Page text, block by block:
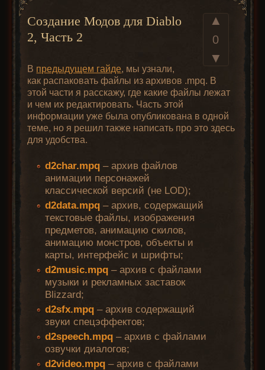
▲
0
▼
Создание Модов для Diablo
2, Часть 2
В предыдущем гайде, мы узнали,
как распаковать файлы из архивов .mpq. В
этой части я расскажу, где какие файлы лежат
и чем их редактировать. Часть этой
информации уже была опубликована в одной
теме, но я решил также написать про это здесь
для удобства.
d2char.mpq – архив файлов
анимации персонажей
классической версий (не LOD);
d2data.mpq – архив, содержащий
текстовые файлы, изображения
предметов, анимацию скилов,
анимацию монстров, объекты и
карты, интерфейс и шрифты;
d2music.mpq – архив с файлами
музыки и рекламных заставок
Blizzard;
d2sfx.mpq – архив содержащий
звуки спецэффектов;
d2speech.mpq – архив с файлами
озвучки диалогов;
d2video.mpq – архив с файлами